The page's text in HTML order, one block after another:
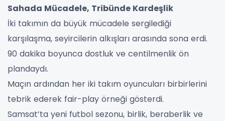
Sahada Mücadele, Tribünde Kardeşlik
İki takımın da büyük mücadele sergilediği
karşılaşma, seyircilerin alkışları arasında sona erdi.
90 dakika boyunca dostluk ve centilmenlik ön
plandaydı.
Maçın ardından her iki takım oyuncuları birbirlerini
tebrik ederek fair-play örneği gösterdi.
Samsat’ta yeni futbol sezonu, birlik, beraberlik ve